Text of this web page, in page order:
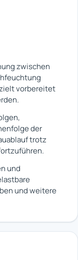
zwischen
vorbereitet
der
trotz
und
und weitere